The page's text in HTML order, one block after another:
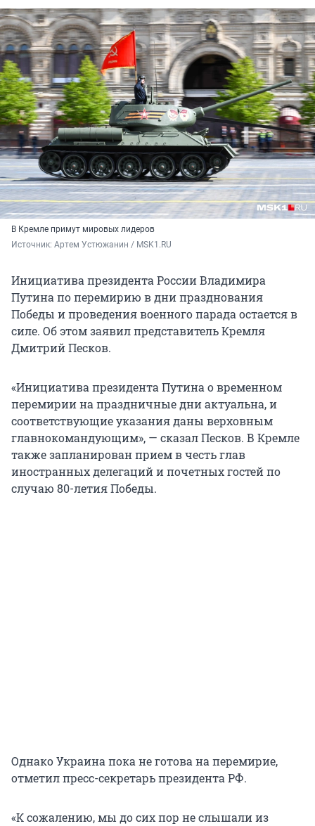
В Кремле примут мировых лидеров
Источник: Артем Устюжанин / MSK1.RU
Инициатива президента России Владимира
Путина по перемирию в дни празднования
Победы и проведения военного парада остается в
силе. Об этом заявил представитель Кремля
Дмитрий Песков.
«Инициатива президента Путина о временном
перемирии на праздничные дни актуальна, и
соответствующие указания даны верховным
главнокомандующим», — сказал Песков. В Кремле
также запланирован прием в честь глав
иностранных делегаций и почетных гостей по
случаю 80-летия Победы.
Однако Украина пока не готова на перемирие,
отметил пресс-секретарь президента РФ.
«К сожалению, мы до сих пор не слышали из